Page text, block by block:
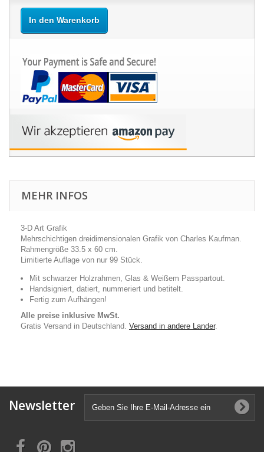
In den Warenkorb
MEHR INFOS
3-D Art Grafik
Mehrschichtigen dreidimensionalen Grafik von Charles Kaufman.
Rahmengröße 33.5 x 60 cm.
Limitierte Auflage von nur 99 Stück.
Mit schwarzer Holzrahmen, Glas & Weißem Passpartout.
Handsigniert, datiert, nummeriert und betitelt.
Fertig zum Aufhängen!
Alle preise inklusive MwSt.
Gratis Versand in Deutschland. Versand in andere Lander.
Newsletter